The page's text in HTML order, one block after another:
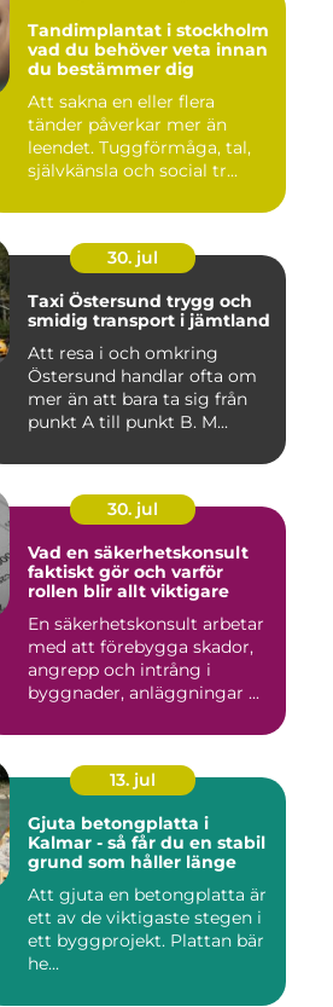
Tandimplantat i stockholm
vad du behöver veta innan
du bestämmer dig
Att sakna en eller flera
tänder påverkar mer än
leendet. Tuggförmåga, tal,
självkänsla och social tr...
30. jul
Taxi Östersund trygg och
smidig transport i jämtland
Att resa i och omkring
Östersund handlar ofta om
mer än att bara ta sig från
punkt A till punkt B. M...
30. jul
Vad en säkerhetskonsult
faktiskt gör och varför
rollen blir allt viktigare
En säkerhetskonsult arbetar
med att förebygga skador,
angrepp och intrång i
byggnader, anläggningar ...
13. jul
Gjuta betongplatta i
Kalmar - så får du en stabil
grund som håller länge
Att gjuta en betongplatta är
ett av de viktigaste stegen i
ett byggprojekt. Plattan bär
he...